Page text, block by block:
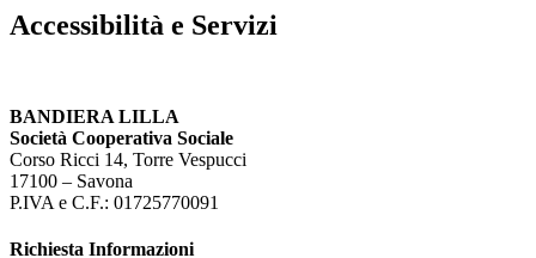
Accessibilità e Servizi
BANDIERA LILLA
Società Cooperativa Sociale
Corso Ricci 14, Torre Vespucci
17100 – Savona
P.IVA e C.F.: 01725770091
Richiesta Informazioni